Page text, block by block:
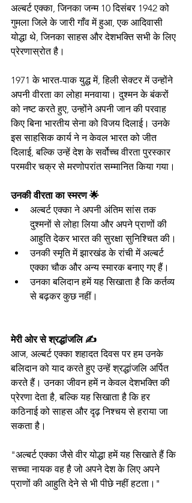
अल्बर्ट एक्का, जिनका जन्म 10 दिसंबर 1942 को
गुमला जिले के जारी गाँव में हुआ, एक आदिवासी
योद्धा थे, जिनका साहस और देशभक्ति सभी के लिए
प्रेरणास्रोत है।
1971 के भारत-पाक युद्ध में, हिली सेक्टर में उन्होंने
अपनी वीरता का लोहा मनवाया। दुश्मन के बंकरों
को नष्ट करते हुए, उन्होंने अपनी जान की परवाह
किए बिना भारतीय सेना को विजय दिलाई। उनके
इस साहसिक कार्य ने न केवल भारत को जीत
दिलाई, बल्कि उन्हें देश के सर्वोच्च वीरता पुरस्कार
परमवीर चक्र से मरणोपरांत सम्मानित किया गया।
उनकी वीरता का स्मरण 🌟
अल्बर्ट एक्का ने अपनी अंतिम सांस तक
दुश्मनों से लोहा लिया और अपने प्राणों की
आहुति देकर भारत की सुरक्षा सुनिश्चित की।
उनकी स्मृति में झारखंड के रांची में अल्बर्ट
एक्का चौक और अन्य स्मारक बनाए गए हैं।
उनका बलिदान हमें यह सिखाता है कि कर्तव्य
से बढ़कर कुछ नहीं।
मेरी ओर से श्रद्धांजलि ✍️
आज, अल्बर्ट एक्का शहादत दिवस पर हम उनके
बलिदान को याद करते हुए उन्हें श्रद्धांजलि अर्पित
करते हैं। उनका जीवन हमें न केवल देशभक्ति की
प्रेरणा देता है, बल्कि यह सिखाता है कि हर
कठिनाई को साहस और दृढ़ निश्चय से हराया जा
सकता है।
"अल्बर्ट एक्का जैसे वीर योद्धा हमें यह सिखाते हैं कि
सच्चा नायक वह है जो अपने देश के लिए अपने
प्राणों की आहुति देने से भी पीछे नहीं हटता।"